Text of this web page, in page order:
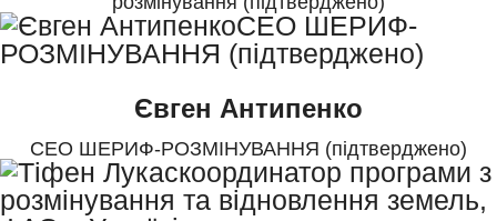
Євген Антипенко
СЕО ШЕРИФ-РОЗМІНУВАННЯ (підтверджено)